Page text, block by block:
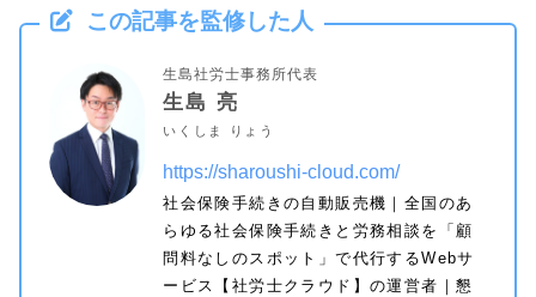
この記事を監修した人
生島社労士事務所代表
生島 亮
いくしま りょう
https://sharoushi-cloud.com/
社会保険手続きの自動販売機｜全国のあ
らゆる社会保険手続きと労務相談を「顧
問料なしのスポット」で代行するWebサ
ービス【社労士クラウド】の運営者｜懇